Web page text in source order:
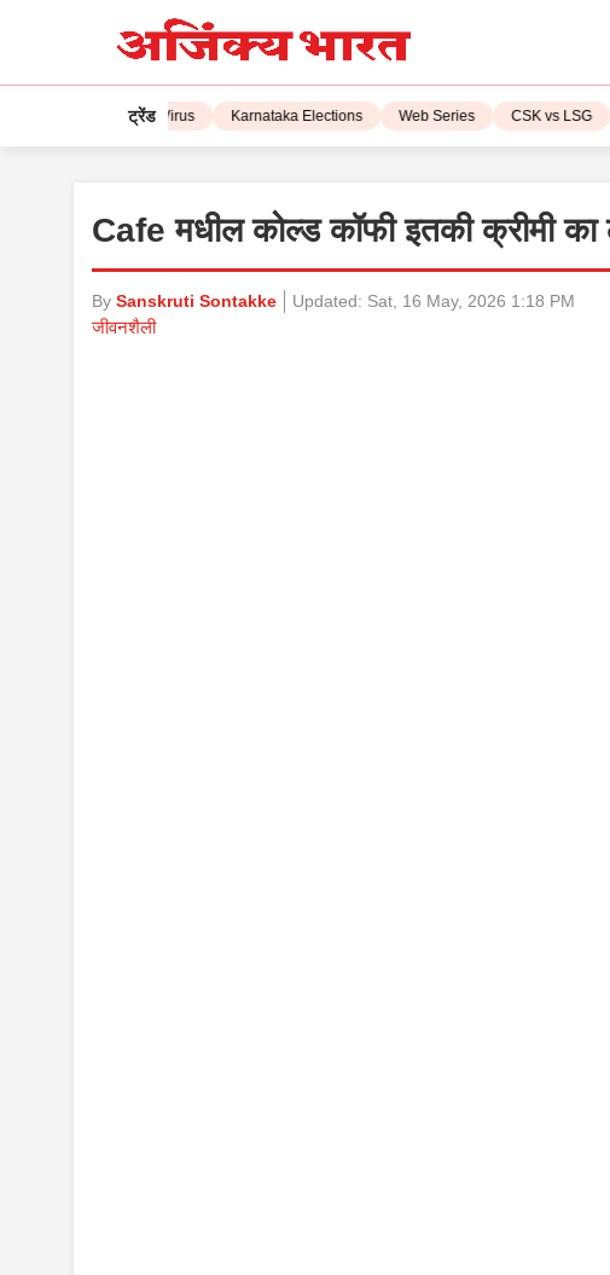
ट्रेंड
Corona Virus Karnataka Elections Web Series CSK vs LSG
Cafe मधील कोल्ड कॉफी इतकी क्रीमी
By Sanskruti Sontakke Updated: Sat, 16 May, 2026 1:18 PM
जीवनशैली